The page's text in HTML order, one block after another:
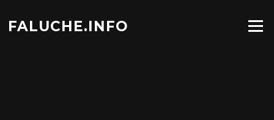
contenu
FALUCHE.INFO Menu